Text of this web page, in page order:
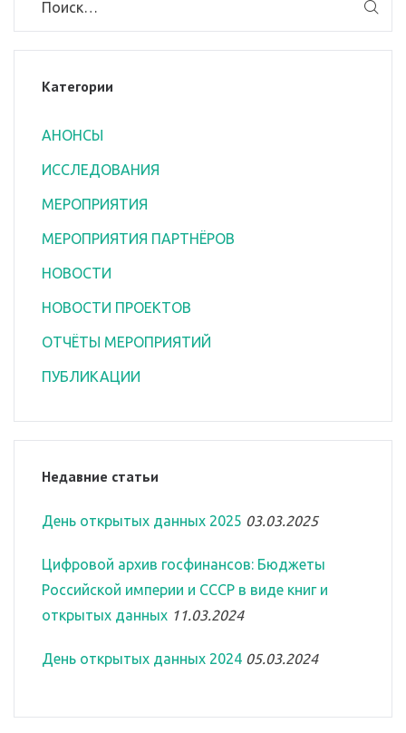
Категории
АНОНСЫ
ИССЛЕДОВАНИЯ
МЕРОПРИЯТИЯ
МЕРОПРИЯТИЯ ПАРТНЁРОВ
НОВОСТИ
НОВОСТИ ПРОЕКТОВ
ОТЧЁТЫ МЕРОПРИЯТИЙ
ПУБЛИКАЦИИ
Недавние статьи
День открытых данных 2025 03.03.2025
Цифровой архив госфинансов: Бюджеты
Российской империи и СССР в виде книг и
открытых данных 11.03.2024
День открытых данных 2024 05.03.2024